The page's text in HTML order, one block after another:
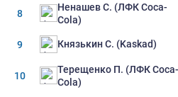
8
Ненашев С. (ЛФК Coca-
Cola)
9 Князькин С. (Kaskad)
10
Терещенко П. (ЛФК Coca-
Cola)